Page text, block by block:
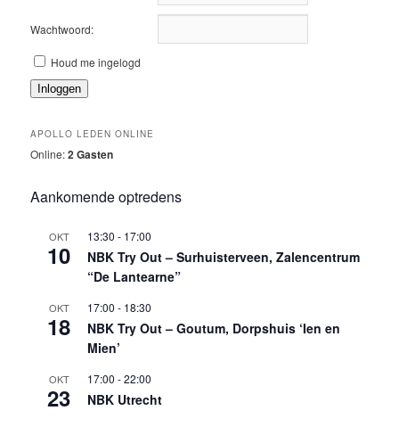
Wachtwoord:
Houd me ingelogd
Inloggen
APOLLO LEDEN ONLINE
Online:2 Gasten
Aankomende optredens
OKT
10
13:30 - 17:00
NBK Try Out – Surhuisterveen, Zalencentrum
“De Lantearne”
OKT
18
17:00 - 18:30
NBK Try Out – Goutum, Dorpshuis ‘Ien en
Mien’
OKT
23
17:00 -22:00
NBK Utrecht